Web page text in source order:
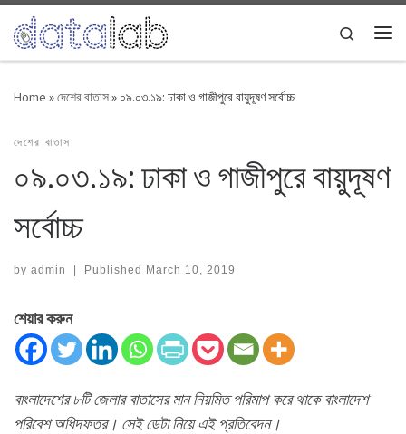
Skip to content
Search
Home »দেশের বাতাস» ০৯.০৩.১৯: ঢাকা ও গাজীপুরে বায়ুদূষণ সর্বোচ্চ
দেশের বাতাস
০৯.০৩.১৯: ঢাকা ও গাজীপুরে বায়ুদূষণ
সর্বোচ্চ
by admin | Published March 10, 2019
শেয়ার করুন
বাংলাদেশের ৮টি জেলার বাতাসের মান নিয়মিত পরিমাপ করে থাকে বাংলাদেশ
পরিবেশ অধিদফতর। সেই ডেটা নিয়ে এই প্রতিবেদন।